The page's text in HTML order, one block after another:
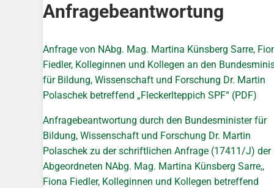
Anfragebeantwortung
Anfrage von NAbg. Mag. Martina Künsberg Sarre,
Fiedler, Kolleginnen und Kollegen an den
für Bildung, Wissenschaft und Forschung Dr. Martin
Polaschek betreffend „Fleckerlteppich SPF“ (PDF)
Anfragebeantwortung durch den Bundesminister für
Bildung, Wissenschaft und Forschung Dr. Martin
Polaschek zu der schriftlichen Anfrage (17411/J) der
Abgeordneten NAbg. Mag. Martina Künsberg Sarre,,
Fiona Fiedler, Kolleginnen und Kollegen betreffend